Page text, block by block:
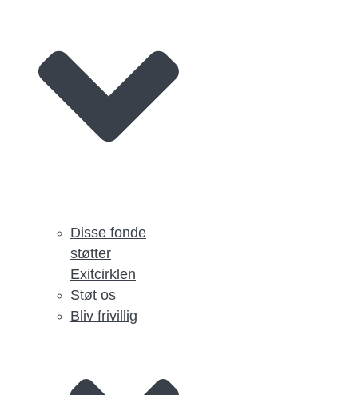
Disse fonde
støtter
Exitcirklen
Støt os
Bliv frivillig